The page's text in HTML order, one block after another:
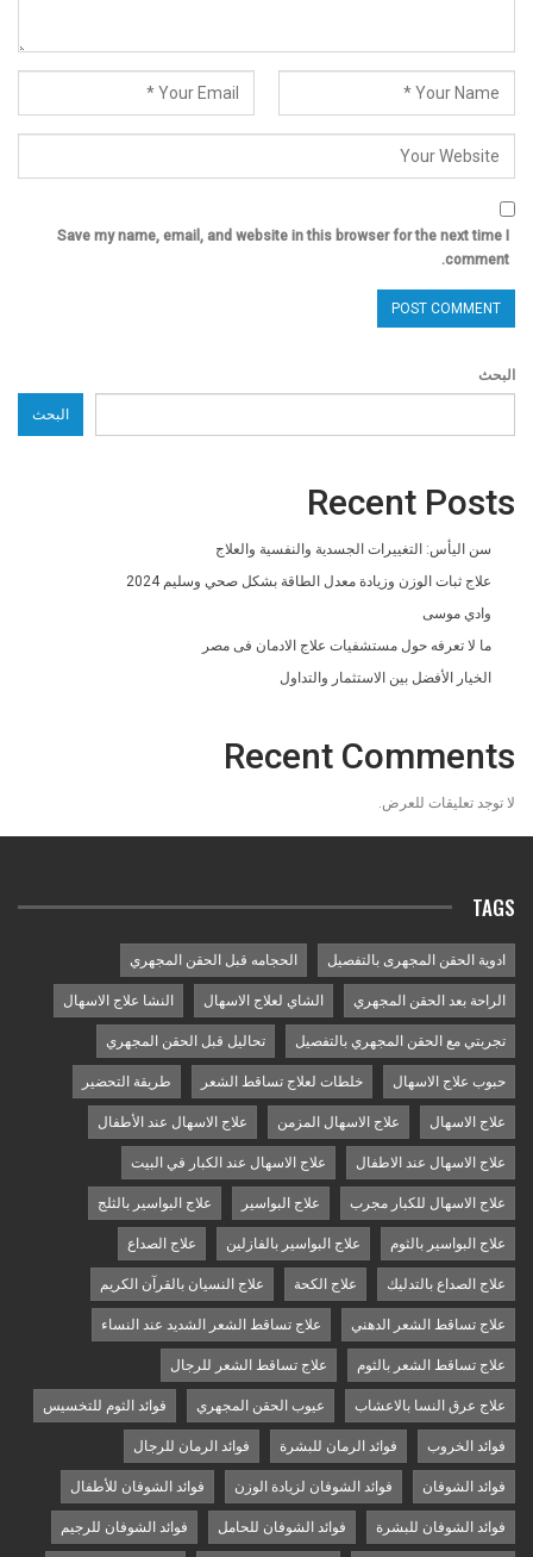
Save my name, email, and website in this browser for the next time I
comment.
البحث
البحث
Recent Posts
سن اليأس: التغييرات الجسدية والنفسية والعلاج
علاج ثبات الوزن وزيادة معدل الطاقة بشكل صحي وسليم 2024
وادي موسى
ما لا تعرفه حول مستشفيات علاج الادمان فى مصر
الخيار الأفضل بين الاستثمار والتداول
Recent Comments
لا توجد تعليقات للعرض.
TAGS
ادوية الحقن المجهرى بالتفصيل الحجامه قبل الحقن المجهري
الراحة بعد الحقن المجهري الشاي لعلاج الاسهال النشا علاج الاسهال
تجربتي مع الحقن المجهري بالتفصيل تحاليل قبل الحقن المجهري
حبوب علاج الاسهال خلطات لعلاج تساقط الشعر طريقة التحضير
علاج الاسهال علاج الاسهال المزمن علاج الاسهال عند الأطفال
علاج الاسهال عند الاطفال علاج الاسهال عند الكبار في البيت
علاج الاسهال للكبار مجرب علاج البواسير علاج البواسير بالثلج
علاج البواسير بالثوم علاج البواسير بالفازلين علاج الصداع
علاج الصداع بالتدليك علاج الكحة علاج النسيان بالقرآن الكريم
علاج تساقط الشعر الدهني علاج تساقط الشعر الشديد عند النساء
علاج تساقط الشعر بالثوم علاج تساقط الشعر للرجال
علاج عرق النسا بالاعشاب عيوب الحقن المجهري فوائد الثوم للتخسيس
فوائد الخروب فوائد الرمان للبشرة فوائد الرمان للرجال
فوائد الشوفان فوائد الشوفان لزيادة الوزن فوائد الشوفان للأطفال
فوائد الشوفان للبشرة فوائد الشوفان للحامل فوائد الشوفان للرجيم